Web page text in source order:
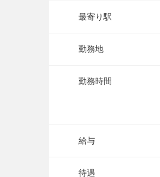
最寄り駅
勤務地
勤務時間
給与
待遇